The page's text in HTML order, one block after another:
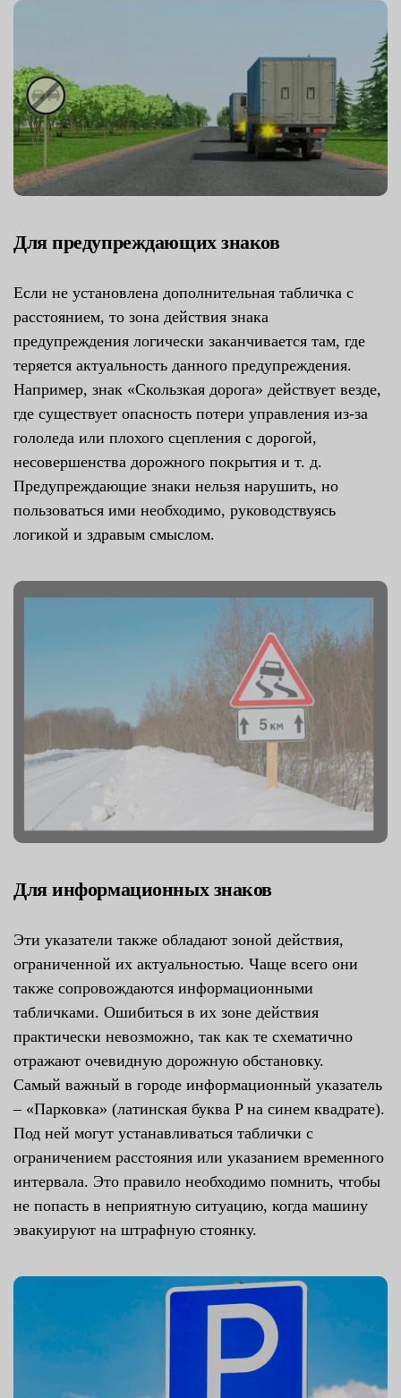
Для предупреждающих знаков
Если не установлена дополнительная табличка с
расстоянием, то зона действия знака
предупреждения логически заканчивается там, где
теряется актуальность данного предупреждения.
Например, знак «Скользкая дорога» действует везде,
где существует опасность потери управления из-за
гололеда или плохого сцепления с дорогой,
несовершенства дорожного покрытия и т. д.
Предупреждающие знаки нельзя нарушить, но
пользоваться ими необходимо, руководствуясь
логикой и здравым смыслом.
Для информационных знаков
Эти указатели также обладают зоной действия,
ограниченной их актуальностью. Чаще всего они
также сопровождаются информационными
табличками. Ошибиться в их зоне действия
практически невозможно, так как те схематично
отражают очевидную дорожную обстановку.
Самый важный в городе информационный указатель
– «Парковка» (латинская буква P на синем квадрате).
Под ней могут устанавливаться таблички с
ограничением расстояния или указанием временного
интервала. Это правило необходимо помнить, чтобы
не попасть в неприятную ситуацию, когда машину
эвакуируют на штрафную стоянку.